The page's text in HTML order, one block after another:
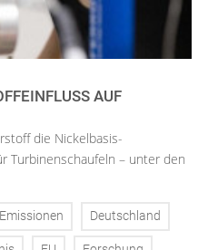
AUF
die Nickelbasis-
Turbinenschaufeln – unter den
Deutschland